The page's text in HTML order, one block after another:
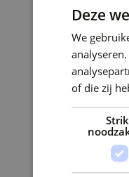
Deze
We
of die zij